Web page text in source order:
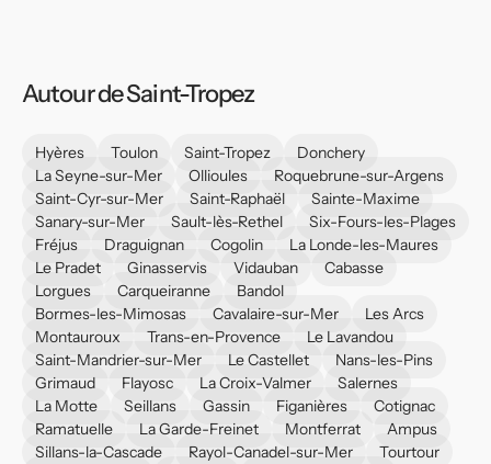
Autour de Saint-Tropez
Hyères Toulon Saint-Tropez
Donchery
La Seyne-sur-Mer
Ollioules
Roquebrune-sur-Argens
Saint-Cyr-sur-Mer
Saint-Raphaël
Sainte-Maxime
Sanary-sur-Mer
Sault-lès-Rethel
Six-Fours-les-Plages
Fréjus
Draguignan Cogolin
La Londe-les-Maures
Le Pradet
Ginasservis Vidauban
Cabasse
Lorgues
Carqueiranne
Bandol
Bormes-les-Mimosas
Cavalaire-sur-Mer
Les Arcs
Montauroux
Trans-en-Provence
Le Lavandou
Saint-Mandrier-sur-Mer
Le Castellet
Nans-les-Pins
Grimaud
Flayosc La Croix-Valmer
Salernes
La Motte
Seillans Gassin Figanières
Cotignac
Ramatuelle
La Garde-Freinet Montferrat
Ampus
Sillans-la-Cascade
Rayol-Canadel-sur-Mer
Tourtour